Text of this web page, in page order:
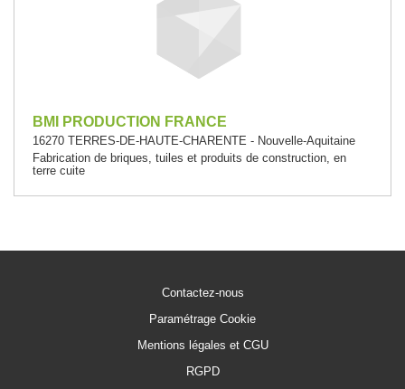
BMI PRODUCTION FRANCE
16270 TERRES-DE-HAUTE-CHARENTE - Nouvelle-Aquitaine
Fabrication de briques, tuiles et produits de construction, en
terre cuite
Contactez-nous
Paramétrage Cookie
Mentions légales et CGU
RGPD